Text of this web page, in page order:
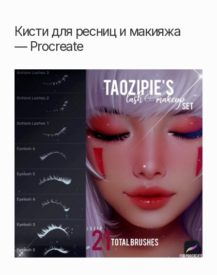
Кисти для ресниц и макияжа
— Procreate